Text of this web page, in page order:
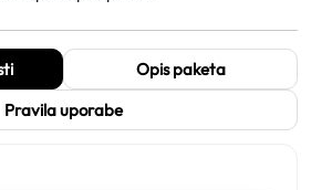
Opis paketa
Pravila uporabe